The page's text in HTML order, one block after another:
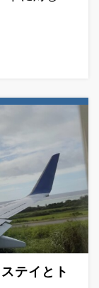
テイとト